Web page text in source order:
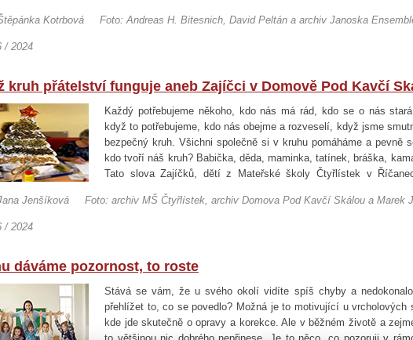
Kotrbová
Foto: Andreas H. Bitesnich, David Peltán a archiv Janoska
/ 2024
kruh přátelství funguje aneb Zajíčci v Domově Pod Kavčí
Každý potřebujeme někoho, kdo nás má rád, kdo se o nás
když to potřebujeme, kdo nás obejme a rozveselí, když jsme
bezpečný kruh. Všichni společně si v kruhu pomáháme a pevně
kdo tvoří náš kruh? Babička, děda, maminka, tatínek, bráška,
Tato slova Zajíčků, dětí z Mateřské školy Čtyřlístek v
kruhu…
Jenšíková Foto: archiv MŠ Čtyřlístek, archiv Domova Pod Kavčí Skálou a Marek
/ 2024
dáváme pozornost, to roste
Stává se vám, že u svého okolí vidíte spíš chyby a
přehlížet to, co se povedlo? Možná je to motivující u vrcholových
kde jde skutečně o opravy a korekce. Ale v běžném životě a